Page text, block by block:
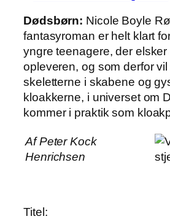
Dødsbørn: Nicole Boyle
fantasyroman er helt klart
yngre teenagere, der
opleveren, og som derfor
skeletterne i skabene og
kloakkerne, i universet om
kommer i praktik som
Af Peter Kock
Henrichsen
Titel: